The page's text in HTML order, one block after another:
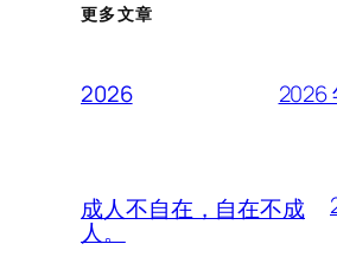
更多文章
2026 2026
成人不自在，自在不成
人。